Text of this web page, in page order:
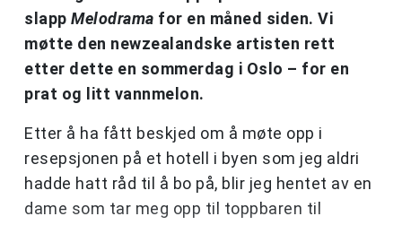
slapp Melodrama for en måned siden. Vi
møtte den newzealandske artisten rett
etter dette en sommerdag i Oslo – for en
prat og litt vannmelon.
Etter å ha fått beskjed om å møte opp i
resepsjonen på et hotell i byen som jeg aldri
hadde hatt råd til å bo på, blir jeg hentet av en
dame som tar meg opp til toppbaren til